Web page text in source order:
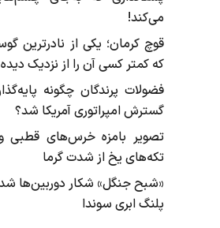
می‌کند!
قوچ کرمان؛ یکی از نادرترین
که کمتر کسی آن را از نزدیک
فضولات پرندگان چگونه
گسترش امپراتوری آمریکا شد؟
تصویر بامزه خرس‌های قطبی
تکه‌های یخ از شدت گرما
«شبح جنگل» شکار دوربین‌ها
پلنگ ابری سوندا